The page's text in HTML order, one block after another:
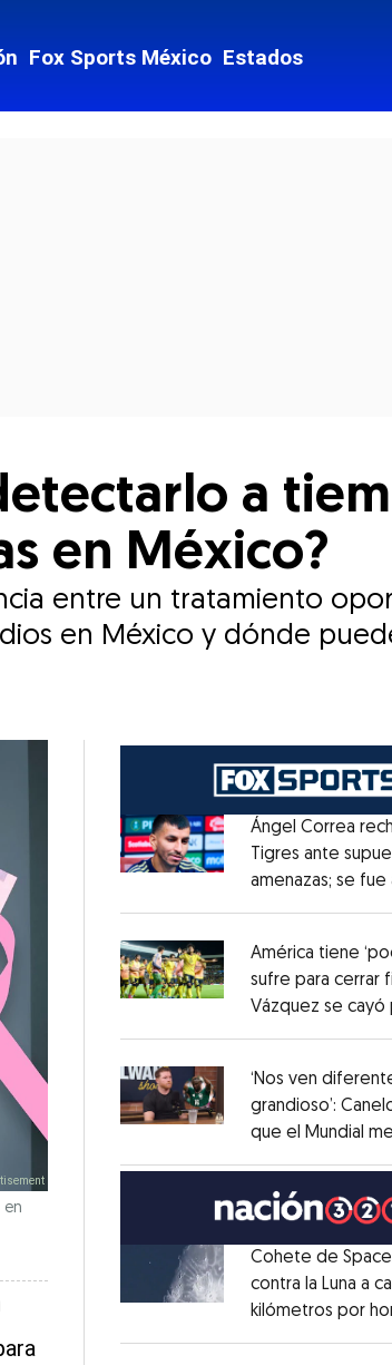
Fox Sports México Estados
a
en México?
entre un tratamiento
en México y dónde
en
Opens in new window
Ángel Correa
Tigres ante
amenazas; se fue
Opens in new window
América tiene
sufre para cerrar
Vázquez se cayó
Opens in new window
‘Nos ven
grandioso’:
que el Mundial
Opens in new window
Cohete de
contra la Luna a
kilómetros por